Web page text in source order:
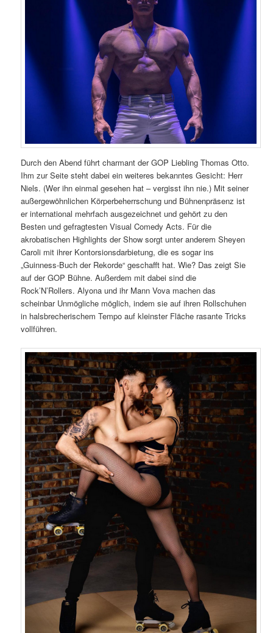
Durch den Abend führt charmant der GOP Liebling Thomas Otto.
Ihm zur Seite steht dabei ein weiteres bekanntes Gesicht: Herr
Niels. (Wer ihn einmal gesehen hat – vergisst ihn nie.) Mit seiner
außergewöhnlichen Körperbeherrschung und Bühnenpräsenz ist
er international mehrfach ausgezeichnet und gehört zu den
Besten und gefragtesten Visual Comedy Acts. Für die
akrobatischen Highlights der Show sorgt unter anderem Sheyen
Caroli mit ihrer Kontorsionsdarbietung, die es sogar ins
„Guinness-Buch der Rekorde“ geschafft hat. Wie? Das zeigt Sie
auf der GOP Bühne. Außerdem mit dabei sind die
Rock’N’Rollers. Alyona und ihr Mann Vova machen das
scheinbar Unmögliche möglich, indem sie auf ihren Rollschuhen
in halsbrecherischem Tempo auf kleinster Fläche rasante Tricks
vollführen.